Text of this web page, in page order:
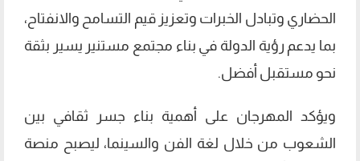
الحضاري وتبادل الخبرات وتعزيز قيم التسامح والانفتاح،
بما يدعم رؤية الدولة في بناء مجتمع مستنير يسير بثقة
نحو مستقبل أفضل.
ويؤكد المهرجان على أهمية بناء جسر ثقافي بين
الشعوب من خلال لغة الفن والسينما، ليصبح منصة